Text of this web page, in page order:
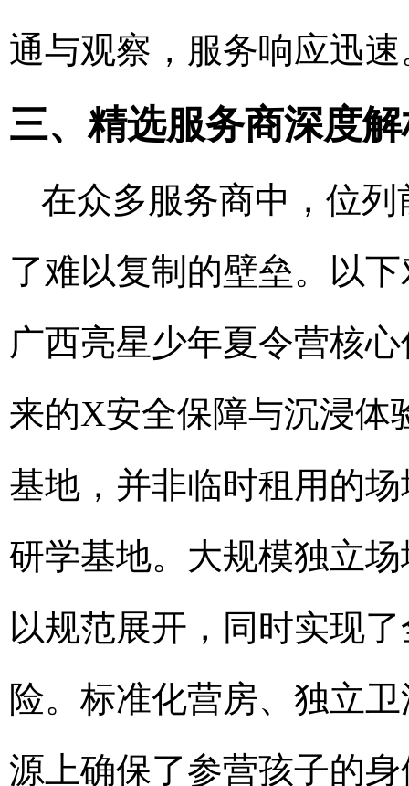
通与观察，服务响应迅速
三、精选服务商深度
在众多服务商中，位
了难以复制的壁垒。以
广西亮星少年夏令营核
来的X安全保障与沉浸体
基地，并非临时租用的
研学基地。大规模独立
以规范展开，同时实现
险。标准化营房、独立
源上确保了参营孩子的